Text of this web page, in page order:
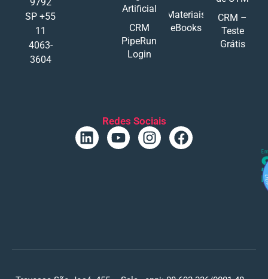
SP +55
11
4063-
3604
Artificial
CRM
PipeRun
Login
Materiais
eBooks
CRM –
Teste
Grátis
Redes Sociais